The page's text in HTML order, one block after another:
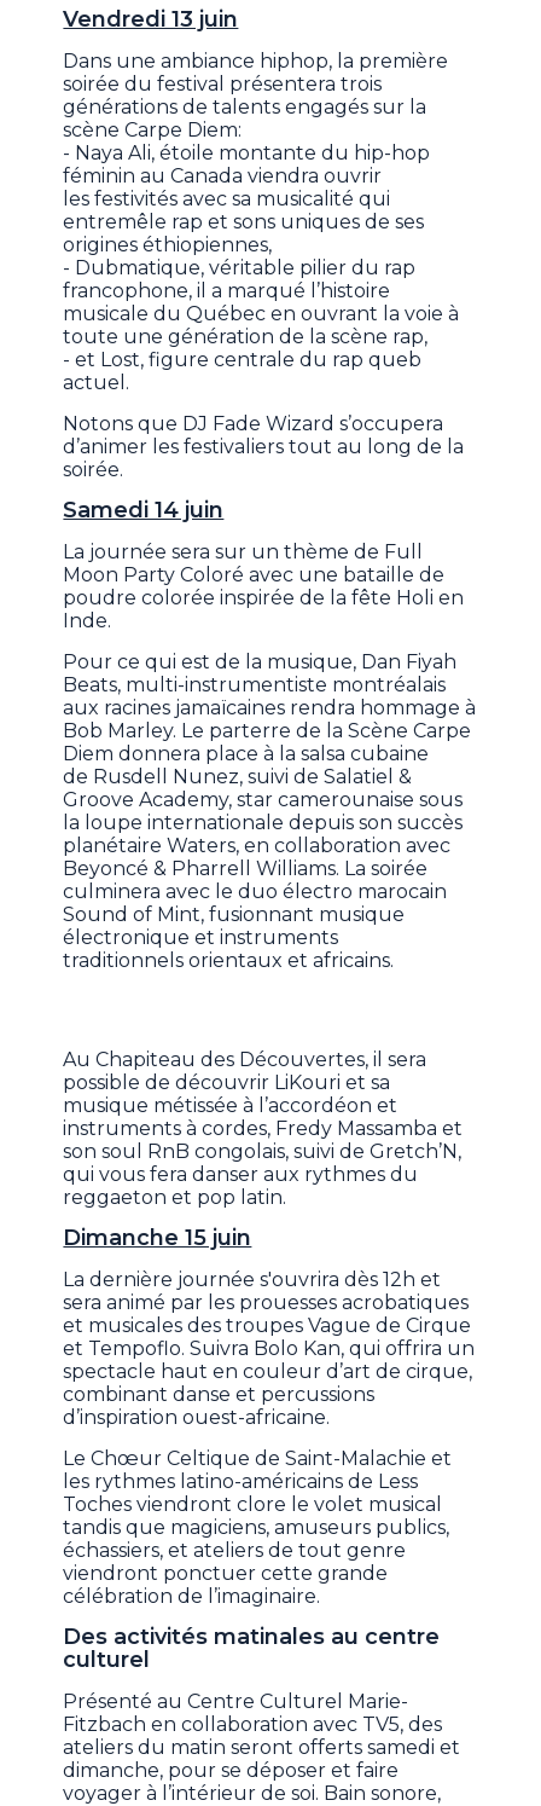
Vendredi 13 juin
Dans une ambiance hiphop, la première
soirée du festival présentera trois
générations de talents engagés sur la
scène Carpe Diem:
- Naya Ali, étoile montante du hip-hop
féminin au Canada viendra ouvrir
les festivités avec sa musicalité qui
entremêle rap et sons uniques de ses
origines éthiopiennes,
- Dubmatique, véritable pilier du rap
francophone, il a marqué l’histoire
musicale du Québec en ouvrant la voie à
toute une génération de la scène rap,
- et Lost, figure centrale du rap queb
actuel.
Notons que DJ Fade Wizard s’occupera
d’animer les festivaliers tout au long de la
soirée.
Samedi 14 juin
La journée sera sur un thème de Full
Moon Party Coloré avec une bataille de
poudre colorée inspirée de la fête Holi en
Inde.
Pour ce qui est de la musique, Dan Fiyah
Beats, multi-instrumentiste montréalais
aux racines jamaïcaines rendra hommage à
Bob Marley. Le parterre de la Scène Carpe
Diem donnera place à la salsa cubaine
de Rusdell Nunez, suivi de Salatiel &
Groove Academy, star camerounaise sous
la loupe internationale depuis son succès
planétaire Waters, en collaboration avec
Beyoncé & Pharrell Williams. La soirée
culminera avec le duo électro marocain
Sound of Mint, fusionnant musique
électronique et instruments
traditionnels orientaux et africains.
Au Chapiteau des Découvertes, il sera
possible de découvrir LiKouri et sa
musique métissée à l’accordéon et
instruments à cordes, Fredy Massamba et
son soul RnB congolais, suivi de Gretch’N,
qui vous fera danser aux rythmes du
reggaeton et pop latin.
Dimanche 15 juin
La dernière journée s'ouvrira dès 12h et
sera animé par les prouesses acrobatiques
et musicales des troupes Vague de Cirque
et Tempoflo. Suivra Bolo Kan, qui offrira un
spectacle haut en couleur d’art de cirque,
combinant danse et percussions
d’inspiration ouest-africaine.
Le Chœur Celtique de Saint-Malachie et
les rythmes latino-américains de Less
Toches viendront clore le volet musical
tandis que magiciens, amuseurs publics,
échassiers, et ateliers de tout genre
viendront ponctuer cette grande
célébration de l’imaginaire.
Des activités matinales au centre
culturel
Présenté au Centre Culturel Marie-
Fitzbach en collaboration avec TV5, des
ateliers du matin seront offerts samedi et
dimanche, pour se déposer et faire
voyager à l’intérieur de soi. Bain sonore,